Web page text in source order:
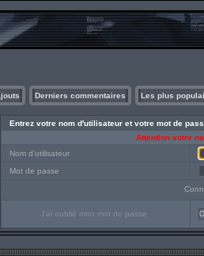
Derniers commentaires Les plus
Entrez votre nom d'utilisateur et votre mot de
Attention votre
Nom d'utilisateur
Mot de passe
J'ai oublié mon mot de passe